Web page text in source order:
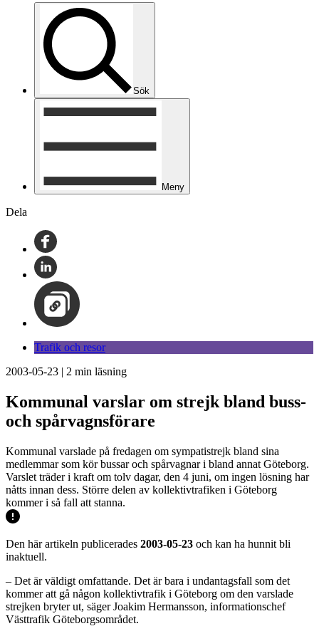
Sök
Meny
Dela
Trafik och resor
2003-05-23 | 2 min läsning
Kommunal varslar om strejk bland buss-
och spårvagnsförare
Kommunal varslade på fredagen om sympatistrejk bland sina
medlemmar som kör bussar och spårvagnar i bland annat Göteborg.
Varslet träder i kraft om tolv dagar, den 4 juni, om ingen lösning har
nåtts innan dess. Större delen av kollektivtrafiken i Göteborg
kommer i så fall att stanna.
Den här artikeln publicerades 2003-05-23 och kan ha hunnit bli
inaktuell.
– Det är väldigt omfattande. Det är bara i undantagsfall som det
kommer att gå någon kollektivtrafik i Göteborg om den varslade
strejken bryter ut, säger Joakim Hermansson, informationschef
Västtrafik Göteborgsområdet.